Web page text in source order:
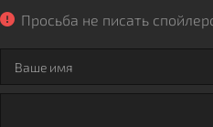
Просьба не писать